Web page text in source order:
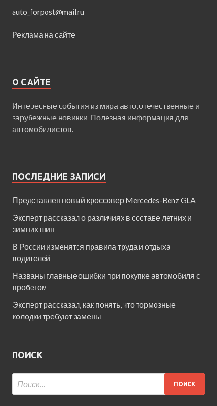
auto_forpost@mail.ru
Реклама на сайте
О САЙТЕ
Интересные события из мира авто, отечественные и
зарубежные новинки. Полезная информация для
автомобилистов.
ПОСЛЕДНИЕ ЗАПИСИ
Представлен новый кроссовер Mercedes-Benz GLA
Эксперт рассказал о различиях в составе летних и
зимних шин
В России изменятся правила труда и отдыха
водителей
Названы главные ошибки при покупке автомобиля с
пробегом
Эксперт рассказал, как понять, что тормозные
колодки требуют замены
ПОИСК